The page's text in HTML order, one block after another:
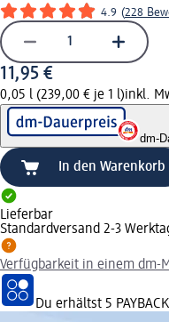
4.9 (228
11,95 €
0,05 l (239,00 € je 1 l)inkl.
dm-
In den Warenkorb
Lieferbar
Standardversand 2-3
Verfügbarkeit in einem dm-
Du erhältst 5 PAYBACK